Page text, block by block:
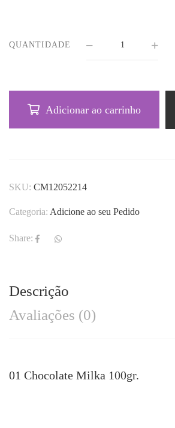
QUANTIDADE
Adicionar ao carrinho
SKU: CM12052214
Categoria: Adicione ao seu Pedido
Share:
Descrição
Avaliações (0)
01 Chocolate Milka 100gr.